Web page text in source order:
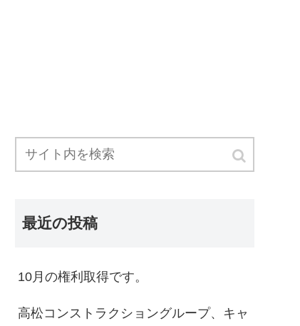
最近の投稿
10月の権利取得です。
高松コンストラクショングループ、キャ